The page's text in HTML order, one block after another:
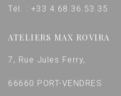
Tél. : +33 4.68.36.53.35
ATELIERS MAX ROVIRA
7, Rue Jules Ferry,
66660 PORT-VENDRES